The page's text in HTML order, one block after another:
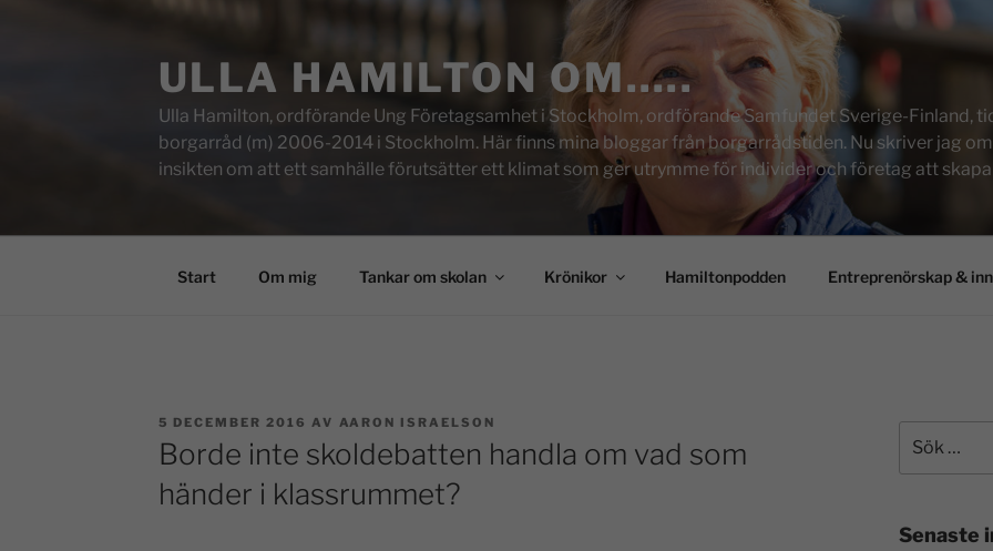
ULLA HAMILTON OM…..
Ulla Hamilton, ordförande Ung Företagsamhet i Stockholm, ordförande Samfundet Sverige-Finland,
borgarråd (m) 2006-2014 i Stockholm. Här finns mina bloggar från borgarrådstiden. Nu skriver jag
insikten om att ett samhälle förutsätter ett klimat som ger utrymme för individer och företag att
Start Om mig Tankar om skolan Krönikor Hamiltonpodden Entreprenörskap &
5 DECEMBER 2016 AV AARON ISRAELSON
Borde inte skoldebatten handla om vad som
händer i klassrummet?
Senaste